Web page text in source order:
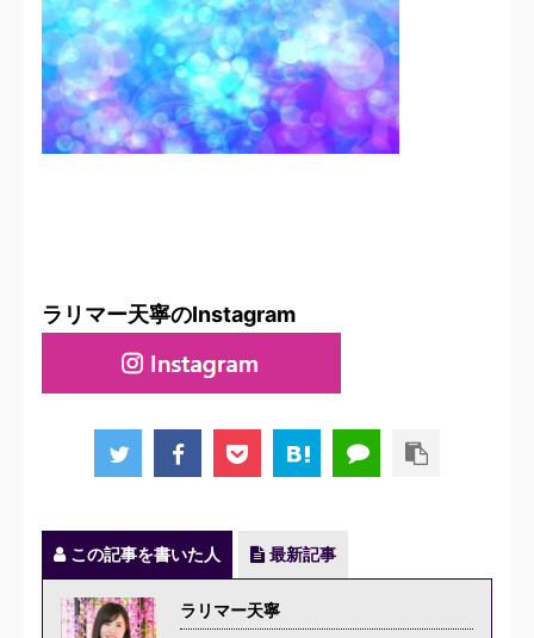
ラリマー天寧のInstagram
この記事を書いた人 最新記事
ラリマー天寧